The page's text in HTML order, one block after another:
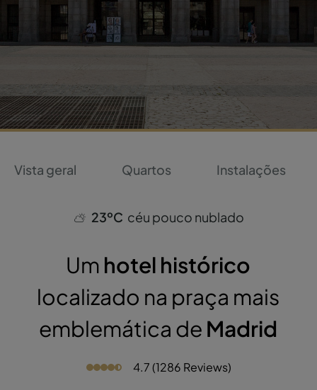
Vista geral Quartos Instalações
23ºC céu pouco nublado
Um hotel histórico
localizado na praça mais
emblemática de Madrid
4.7 (1286 Reviews)